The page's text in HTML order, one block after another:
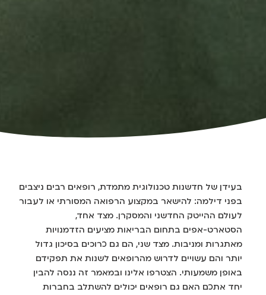
בעידן של חדשנות טכנולוגית מתמדת, רופאים רבים ניצבים
בפני דילמה: להישאר במקצוע הרפואה המסורתי או לעבור
לעולם ההייטק החדשני והמסקרן. מצד אחד,
הסטארט-אפים בתחום הבריאות מציעים הזדמנויות
מאתגרות ומניבות. מצד שני, הם גם כרוכים בסיכון גדול
יותר והם עשויים לדרוש מהרופאים לשנות את תפקידם
באופן משמעותי. הצטרפו אלינו ובמאמר זה ננסה להבין
יחד אתכם האם גם רופאים יכולים להשתלב בחברות